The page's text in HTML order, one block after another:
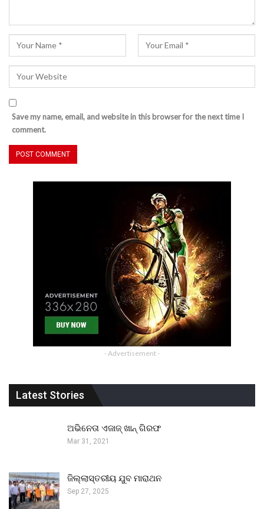
Save my name, email, and website in this browser for the next time I
comment.
- Advertisement -
Latest Stories
ଅଭିନେତା ଏଜାଜ୍ ଖାନ୍ ଗିରଫ
Mar 31, 2021
ଜିଲ୍ଲାସ୍ତରୀୟ ଯୁବ ମାରାଥନ
Sep 27, 2025